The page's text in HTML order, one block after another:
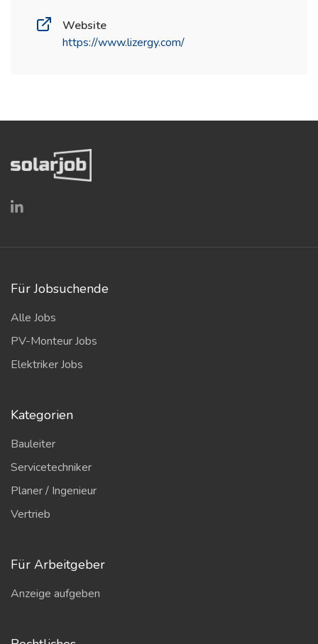
Website
https://www.lizergy.com/
Für Jobsuchende
Alle Jobs
PV-Monteur Jobs
Elektriker Jobs
Kategorien
Bauleiter
Servicetechniker
Planer / Ingenieur
Vertrieb
Für Arbeitgeber
Anzeige aufgeben